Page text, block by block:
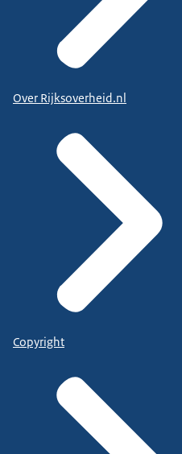
Over Rijksoverheid.nl
Copyright